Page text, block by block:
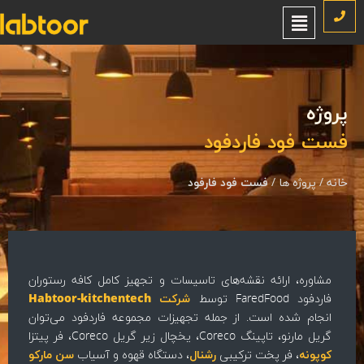
فود فاردفود
/پروژه ها/فست فود فارفود
مشاوره، ارائه نقشه‌های تاسیسات و تجهیز کامل کافه رستوران
فاردفود FaredFood توسط
شرکت Habtoor-kitchentech
انجام شده است. از جمله تجهیزات مجموعه فاردفود می‌توان
گریل مارنو، تاپینگ Coreco، یخچال زیر گریل Coreco، فر پیتزا
کوپونه، فر پخت ترکیبیرشنال، دستگاه قهوه و آسیابسن مارکو